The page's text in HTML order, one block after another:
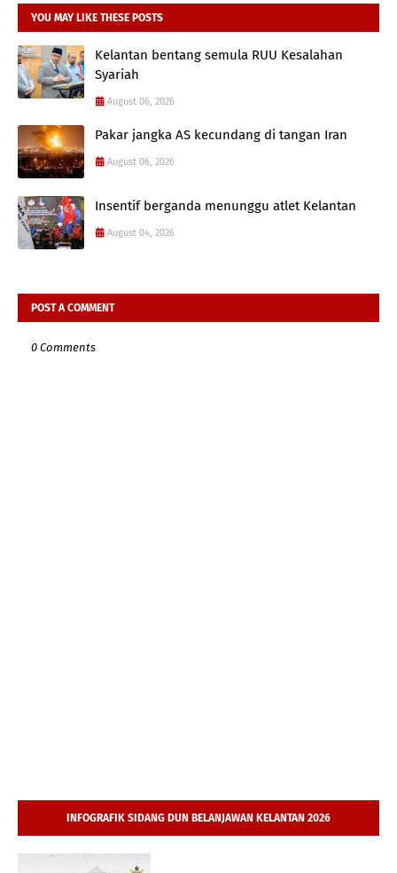
YOU MAY LIKE THESE POSTS
Kelantan bentang semula RUU Kesalahan
Syariah
August 06, 2026
Pakar jangka AS kecundang di tangan Iran
August 06, 2026
Insentif berganda menunggu atlet Kelantan
August 04, 2026
POST A COMMENT
0 Comments
INFOGRAFIK SIDANG DUN BELANJAWAN KELANTAN 2026